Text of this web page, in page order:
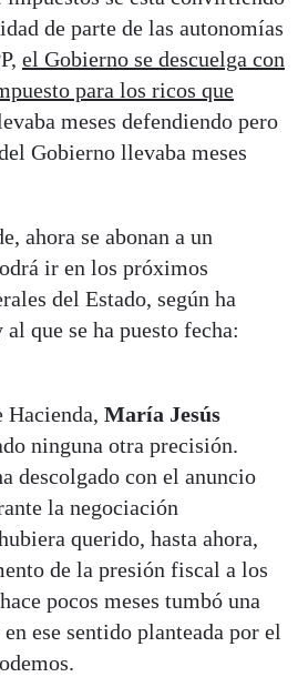
de parte de las autonomías
el Gobierno se descuelga con
para los ricos que
meses defendiendo pero
Gobierno llevaba meses
ahora se abonan a un
ir en los próximos
del Estado, según ha
que se ha puesto fecha:
María Jesús
ninguna otra precisión.
descolgado con el anuncio
la negociación
querido, hasta ahora,
de la presión fiscal a los
pocos meses tumbó una
ese sentido planteada por el